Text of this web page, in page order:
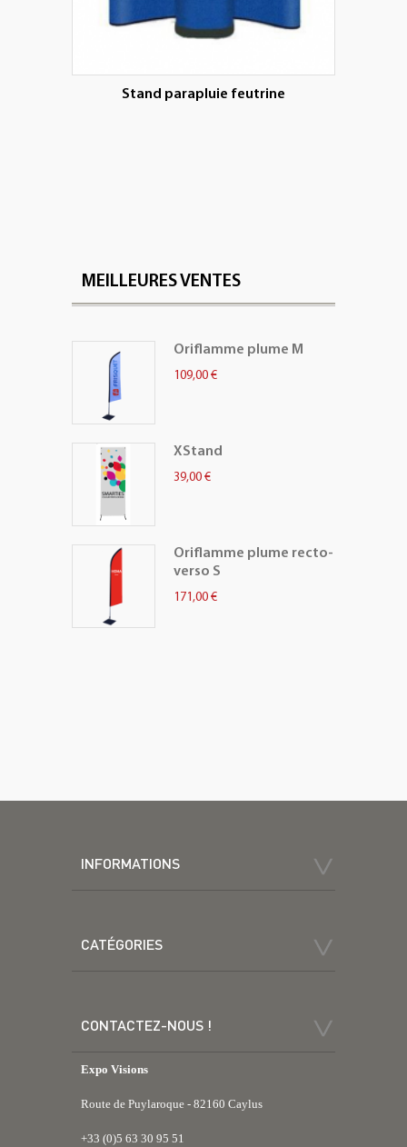
Stand parapluie feutrine
MEILLEURES VENTES
Oriflamme plume M
109,00 €
XStand
39,00 €
Oriflamme plume recto-
verso S
171,00 €
INFORMATIONS
CATÉGORIES
CONTACTEZ-NOUS !
Expo Visions
Route de Puylaroque - 82160 Caylus
+33 (0)5 63 30 95 51